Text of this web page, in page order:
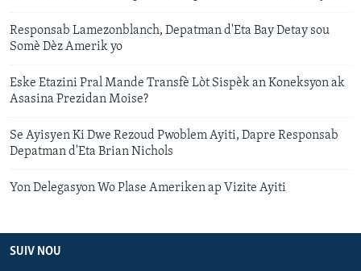
Responsab Lamezonblanch, Depatman d'Eta Bay Detay sou
Somè Dèz Amerik yo
Eske Etazini Pral Mande Transfè Lòt Sispèk an Koneksyon ak
Asasina Prezidan Moise?
Se Ayisyen Ki Dwe Rezoud Pwoblem Ayiti, Dapre Responsab
Depatman d'Eta Brian Nichols
Yon Delegasyon Wo Plase Ameriken ap Vizite Ayiti
SUIV NOU